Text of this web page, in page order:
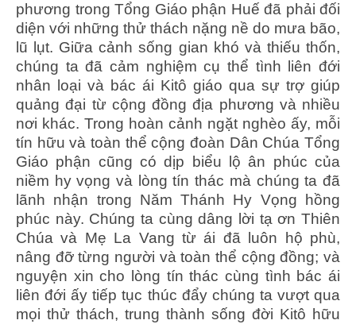
phương trong Tổng Giáo phận Huế đã phải đối
diện với những thử thách nặng nề do mưa bão,
lũ lụt. Giữa cảnh sống gian khó và thiếu thốn,
chúng ta đã cảm nghiệm cụ thể tình liên đới
nhân loại và bác ái Kitô giáo qua sự trợ giúp
quảng đại từ cộng đồng địa phương và nhiều
nơi khác. Trong hoàn cảnh ngặt nghèo ấy, mỗi
tín hữu và toàn thể cộng đoàn Dân Chúa Tổng
Giáo phận cũng có dịp biểu lộ ân phúc của
niềm hy vọng và lòng tín thác mà chúng ta đã
lãnh nhận trong Năm Thánh Hy Vọng hồng
phúc này. Chúng ta cùng dâng lời tạ ơn Thiên
Chúa và Mẹ La Vang từ ái đã luôn hộ phù,
nâng đỡ từng người và toàn thể cộng đồng; và
nguyện xin cho lòng tín thác cùng tình bác ái
liên đới ấy tiếp tục thúc đẩy chúng ta vượt qua
mọi thử thách, trung thành sống đời Kitô hữu